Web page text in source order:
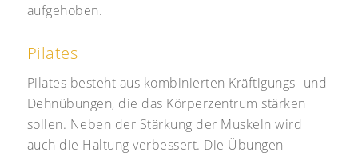
aufgehoben.
Pilates
Pilates besteht aus kombinierten Kräftigungs- und
Dehnübungen, die das Körperzentrum stärken
sollen. Neben der Stärkung der Muskeln wird
auch die Haltung verbessert. Die Übungen